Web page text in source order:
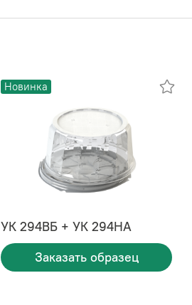
Новинка
УК 294ВБ + УК 294НА
Заказать образец